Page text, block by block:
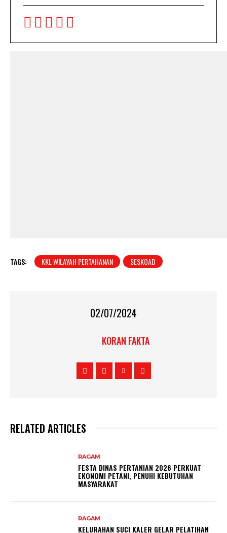
TAGS: KKL WILAYAH PERTAHANAN SESKOAD
02/07/2024
KORAN FAKTA
RELATED ARTICLES
RAGAM
FESTA DINAS PERTANIAN 2026 PERKUAT
EKONOMI PETANI, PENUHI KEBUTUHAN
MASYARAKAT
RAGAM
KELURAHAN SUCI KALER GELAR PELATIHAN